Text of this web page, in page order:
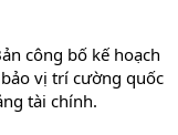
công bố kế hoạch
vị trí cường quốc
tài chính.